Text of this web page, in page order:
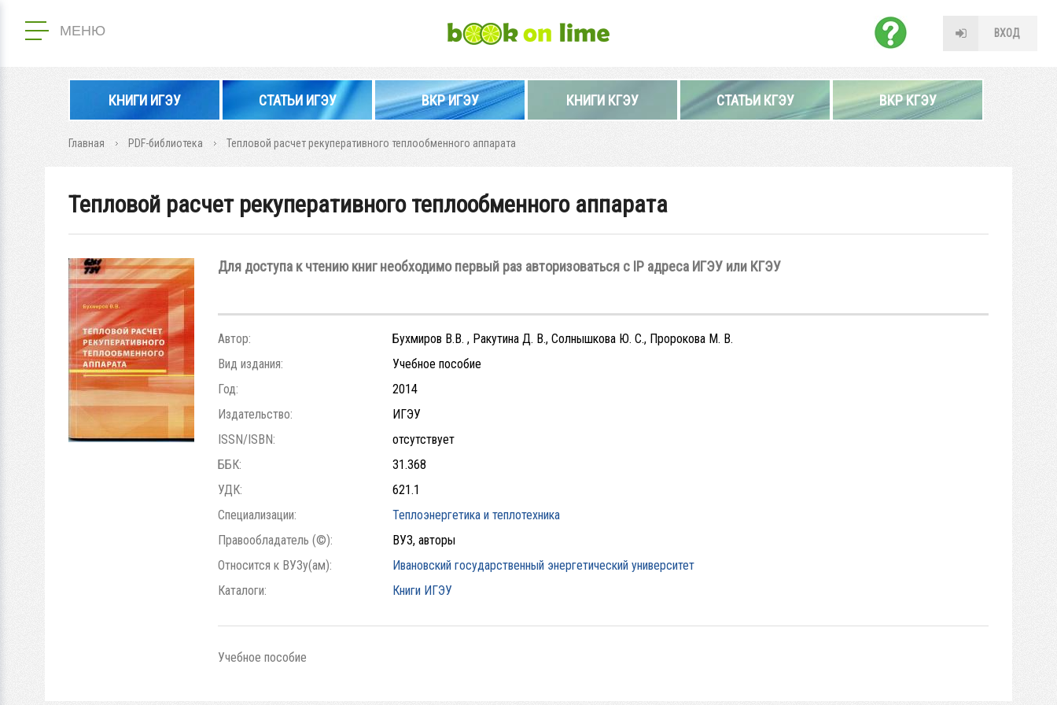
МЕНЮ ВХОД
КНИГИ ИГЭУ СТАТЬИ ИГЭУ ВКР ИГЭУ КНИГИ КГЭУ СТАТЬИ КГЭУ ВКР КГЭУ
Главная PDF-библиотека Тепловой расчет рекуперативного теплообменного аппарата
Тепловой расчет рекуперативного теплообменного аппарата
Для доступа к чтению книг необходимо первый раз авторизоваться с IP адреса ИГЭУ или КГЭУ
Автор:
Бухмиров В.В. , Ракутина Д. В., Солнышкова Ю. С., Пророкова М. В.
Вид издания:
Учебное пособие
Год:
2014
Издательство:
ИГЭУ
ISSN/ISBN:
отсутствует
ББК:
31.368
УДК:
621.1
Специализации:
Теплоэнергетика и теплотехника
Правообладатель (©):
ВУЗ, авторы
Относится к ВУЗу(ам):
Ивановский государственный энергетический университет
Каталоги:
Книги ИГЭУ
Учебное пособие